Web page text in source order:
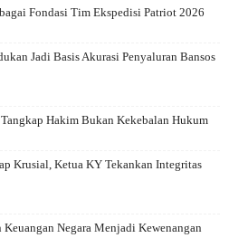
Fondasi Tim Ekspedisi Patriot 2026
Jadi Basis Akurasi Penyaluran Bansos
Hakim Bukan Kekebalan Hukum
Krusial, Ketua KY Tekankan Integritas
Negara Menjadi Kewenangan